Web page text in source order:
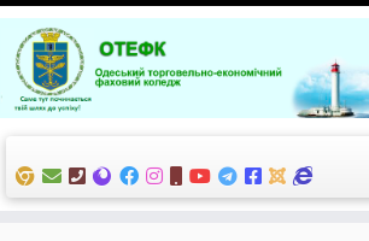
Перейти
до
вмісту